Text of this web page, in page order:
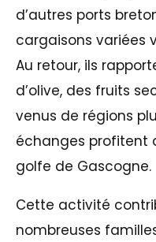
d’autres ports
cargaisons variées
Au retour, ils
d’olive, des fruits
venus de régions
échanges profitent
golfe de Gascogne.
Cette activité
nombreuses